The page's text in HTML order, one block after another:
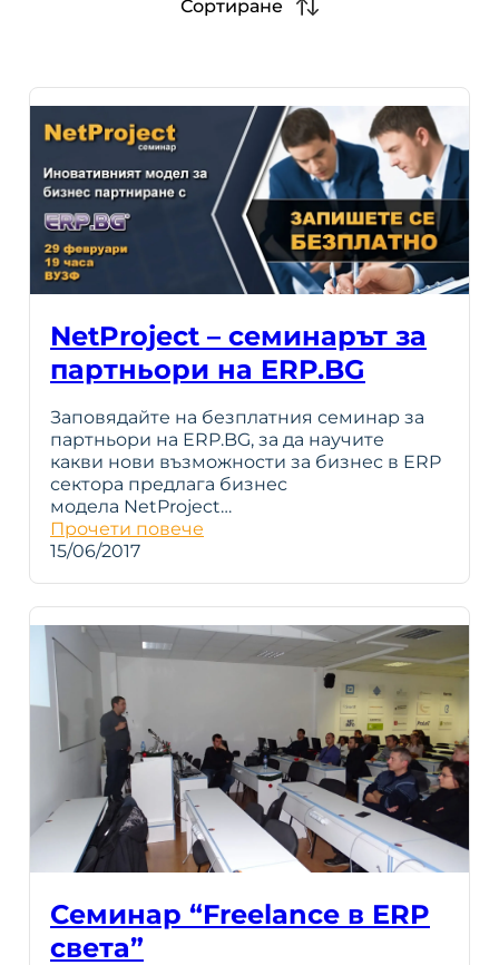
Сортиране
NetProject – семинарът за
партньори на ERP.BG
Заповядайте на безплатния семинар за
партньори на ERP.BG, за да научите
какви нови възможности за бизнес в ERP
сектора предлага бизнес
модела NetProject…
Прочети повече
15/06/2017
Семинар “Freelance в ERP
света”